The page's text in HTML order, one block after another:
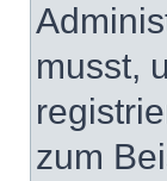
musst,
zum